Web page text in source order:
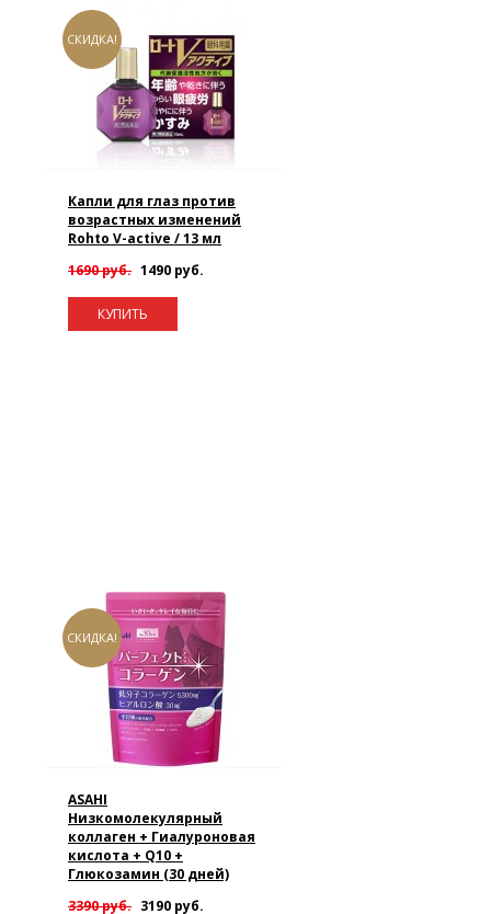
СКИДКА!
Капли для глаз против
возрастных изменений
Rohto V-active / 13 мл
1690 руб. 1490 руб.
КУПИТЬ
СКИДКА!
ASAHI
Низкомолекулярный
коллаген + Гиалуроновая
кислота + Q10 +
Глюкозамин (30 дней)
3390 руб. 3190 руб.